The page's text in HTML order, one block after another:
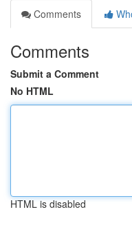
Comments
Comments
Submit a Comment
No HTML
HTML is disabled